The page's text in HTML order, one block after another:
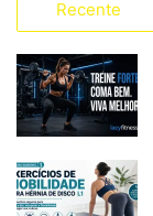
Recente